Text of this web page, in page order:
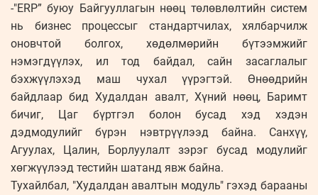
-"ERP” буюу Байгууллагын нөөц төлөвлөлтийн систем
нь бизнес процессыг стандартчилах, хялбарчилж
оновчтой болгох, хөдөлмөрийн бүтээмжийг
нэмэгдүүлэх, ил тод байдал, сайн засаглалыг
бэхжүүлэхэд маш чухал үүрэгтэй. Өнөөдрийн
байдлаар бид Худалдан авалт, Хүний нөөц, Баримт
бичиг, Цаг бүртгэл болон бусад хэд хэдэн
дэдмодулийг бүрэн нэвтрүүлээд байна. Санхүү,
Агуулах, Цалин, Борлуулалт зэрэг бусад модулийг
хөгжүүлээд тестийн шатанд явж байна.
Тухайлбал, "Худалдан авалтын модуль" гэхэд барааны